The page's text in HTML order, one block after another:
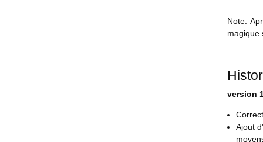
Note:
magique
version
Ajout